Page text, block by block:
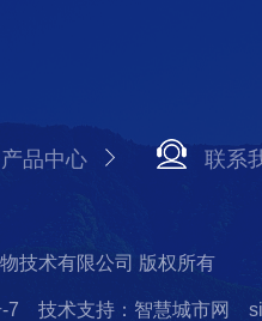
产品中心 联系
技术有限公司 版权所有
7 技术支持：智慧城市网